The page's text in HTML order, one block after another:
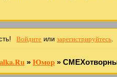
Войдите илизарегистрируйтесь
»Юмор »